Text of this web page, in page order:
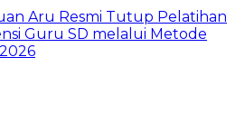
Aru Resmi Tutup Pelatihan
Guru SD melalui Metode